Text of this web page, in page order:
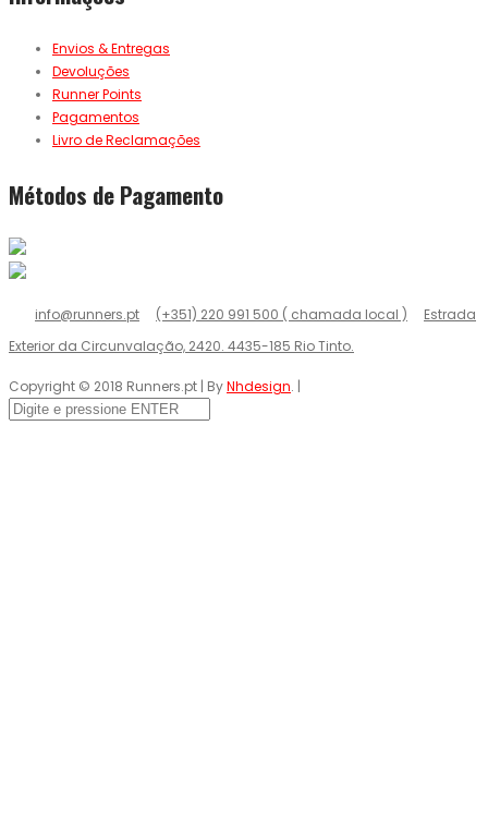
Envios & Entregas
Devoluções
Runner Points
Pagamentos
Livro de Reclamações
Métodos de Pagamento
info@runners.pt (+351) 220 991 500 ( chamada local )
Estrada
Exterior da Circunvalação, 2420. 4435-185 Rio Tinto.
Copyright © 2018 Runners.pt | ByNhdesign. |